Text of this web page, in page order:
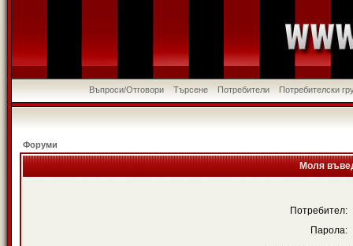
Въпроси/Отговори Търсене Потребители Потребителски
Форуми
Моля
Потребител:
Парола: